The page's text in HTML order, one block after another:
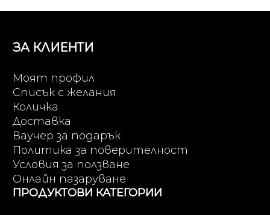
ЗА КЛИЕНТИ
Моят профил
Списък с желания
Количка
Доставка
Ваучер за подарък
Политика за поверителност
Условия за ползване
Онлайн пазаруване
ПРОДУКТОВИ КАТЕГОРИИ